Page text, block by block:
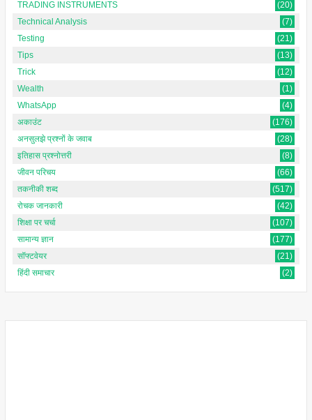
TRADING INSTRUMENTS
(20)
Technical Analysis
(7)
Testing
(21)
Tips
(13)
Trick
(12)
Wealth
(1)
WhatsApp
(4)
अकाउंट
(176)
अनसुलझे प्रश्नों के जवाब
(28)
इतिहास प्रश्नोत्तरी
(8)
जीवन परिचय
(66)
तकनीकी शब्द
(517)
रोचक जानकारी
(42)
शिक्षा पर चर्चा
(107)
सामान्य ज्ञान
(177)
सॉफ्टवेयर
(21)
हिंदी समाचार
(2)